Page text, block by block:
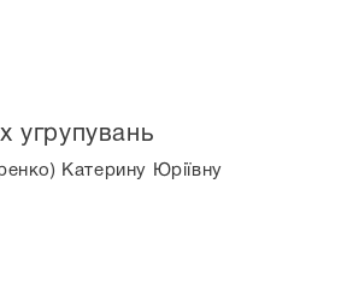
угрупувань
Катерину Юріївну